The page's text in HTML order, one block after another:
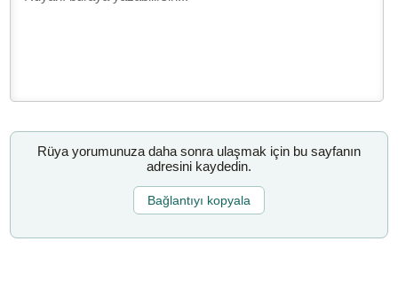
Rüya yorumunuza daha sonra ulaşmak için bu sayfanın
adresini kaydedin.
Bağlantıyı kopyala